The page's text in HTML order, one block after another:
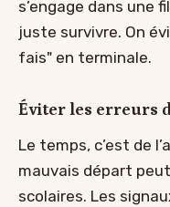
s’engage dans une
juste survivre. On
fais" en terminale.
Éviter les erreurs
Le temps, c’est de
mauvais départ
scolaires. Les